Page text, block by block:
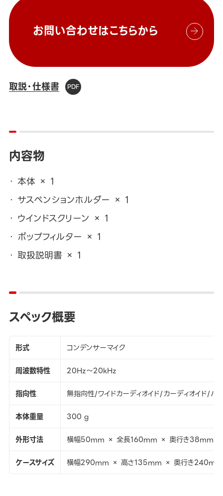
お問い合わせはこちらから
取説・仕様書
内容物
本体 × 1
サスペンションホルダー × 1
ウインドスクリーン × 1
ポップフィルター × 1
取扱説明書 × 1
スペック概要
形式
コンデンサーマイク
周波数特性
20Hz～20kHz
指向性
無指向性/ワイドカーディオイド/カーディオイド/ハ
本体重量
300 g
外形寸法
横幅50mm × 全長160mm × 奥行き38mm
ケースサイズ
横幅290mm × 高さ135mm × 奥行き240mm